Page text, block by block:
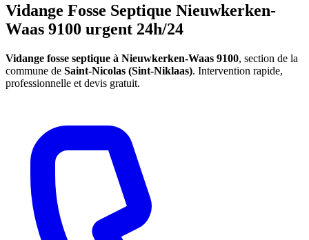
Vidange Fosse Septique Nieuwkerken-
Waas 9100 urgent 24h/24
Vidange fosse septique à Nieuwkerken-Waas 9100, section de la
commune de Saint-Nicolas (Sint-Niklaas). Intervention rapide,
professionnelle et devis gratuit.